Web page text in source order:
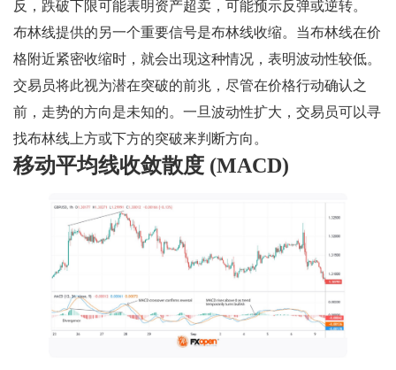
反，跌破下限可能表明资产超卖，可能预示反弹或逆转。
布林线提供的另一个重要信号是布林线收缩。当布林线在价
格附近紧密收缩时，就会出现这种情况，表明波动性较低。
交易员将此视为潜在突破的前兆，尽管在价格行动确认之
前，走势的方向是未知的。一旦波动性扩大，交易员可以寻
找布林线上方或下方的突破来判断方向。
移动平均线收敛散度 (MACD)